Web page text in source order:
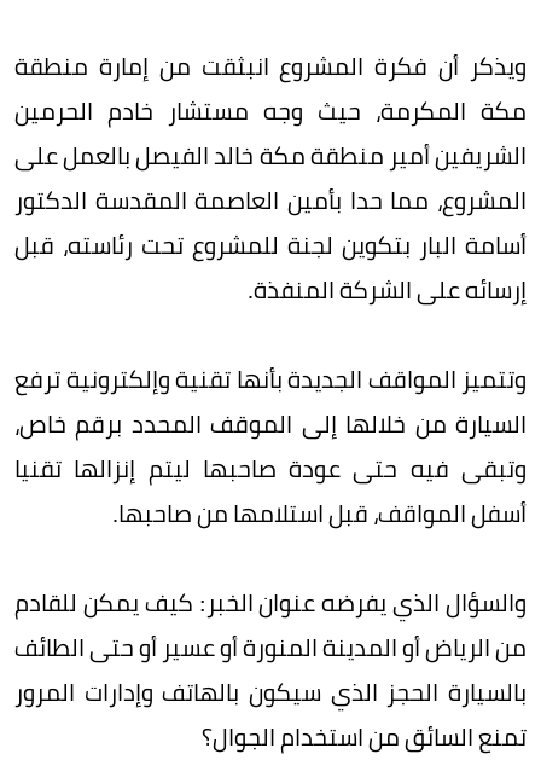
ويذكر أن فكرة المشروع انبثقت من إمارة منطقة
مكة المكرمة، حيث وجه مستشار خادم الحرمين
الشريفين أمير منطقة مكة خالد الفيصل بالعمل على
المشروع، مما حدا بأمين العاصمة المقدسة الدكتور
أسامة البار بتكوين لجنة للمشروع تحت رئاسته، قبل
إرسائه على الشركة المنفذة.
وتتميز المواقف الجديدة بأنها تقنية وإلكترونية ترفع
السيارة من خلالها إلى الموقف المحدد برقم خاص،
وتبقى فيه حتى عودة صاحبها ليتم إنزالها تقنيا
أسفل المواقف، قبل استلامها من صاحبها.
والسؤال الذي يفرضه عنوان الخبر: كيف يمكن للقادم
من الرياض أو المدينة المنورة أو عسير أو حتى الطائف
بالسيارة الحجز الذي سيكون بالهاتف وإدارات المرور
تمنع السائق من استخدام الجوال؟